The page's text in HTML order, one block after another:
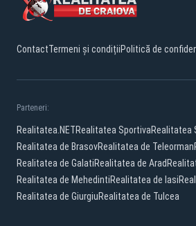
ContactTermeni și condițiiPolitică de
Parteneri:
Realitatea.NETRealitatea SportivaRealitatea
Realitatea de BrasovRealitatea de Teleorman
Realitatea de GalatiRealitatea de Arad
Realitatea de MehedintiRealitatea de Iasi
Realitatea de GiurgiuRealitatea de Tulcea